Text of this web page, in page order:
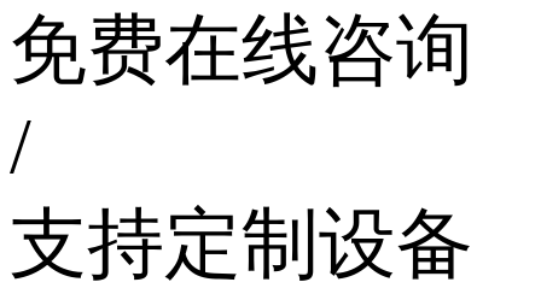
免费在线咨询
/
支持定制设备